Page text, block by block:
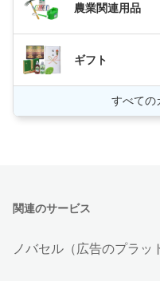
農業関連用品
ギフト
すべての
関連のサービス
ノバセル（広告のプラッ